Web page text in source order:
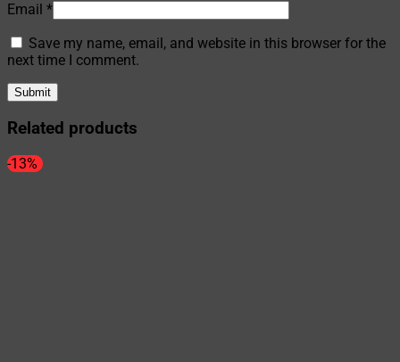
Email *
Save my name, email, and website in this browser for the
next time I comment.
Related products
-13%